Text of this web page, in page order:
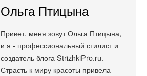
Ольга Птицына
Привет, меня зовут Ольга Птицына,
и я - профессиональный стилист и
создатель блога StrizhkiPro.ru.
Страсть к миру красоты привела